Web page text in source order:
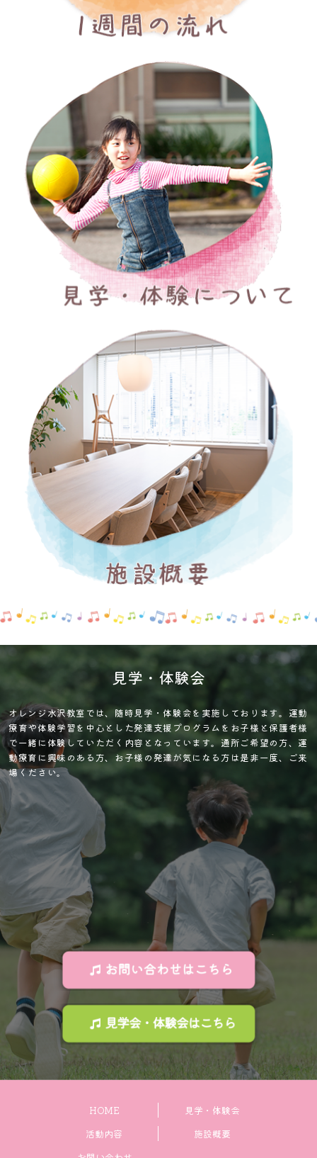
見学・体験会
オレンジ水沢教室では、随時見学・体験会を実施しております。運動
療育や体験学習を中心とした発達支援プログラムをお子様と保護者様
で一緒に体験していただく内容となっています。通所ご希望の方、運
動療育に興味のある方、お子様の発達が気になる方は是非一度、ご来
場ください。
HOME
見学・体験会
活動内容
施設概要